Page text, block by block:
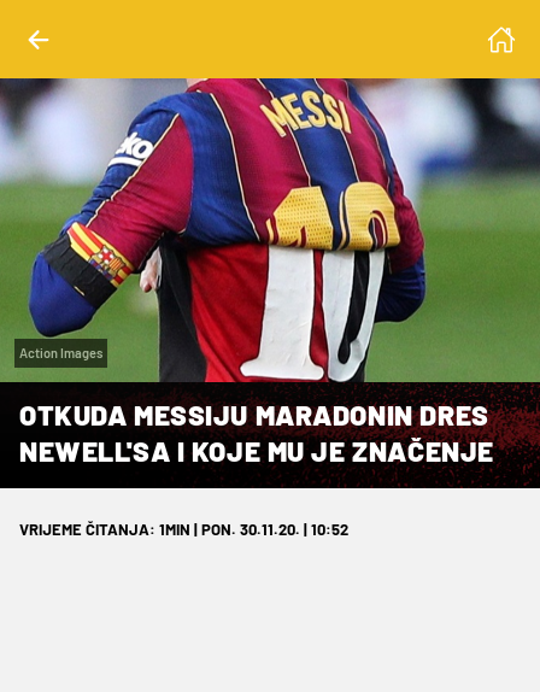
Action Images
OTKUDA MESSIJU MARADONIN DRES
NEWELL'SA I KOJE MU JE ZNAČENJE
VRIJEME ČITANJA: 1MIN | PON. 30.11.20. | 10:52